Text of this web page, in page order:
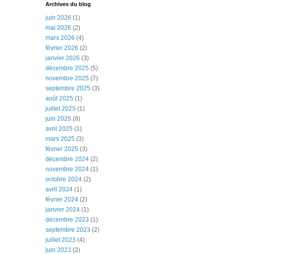
Archives du blog
juin 2026 (1)
mai 2026 (2)
mars 2026 (4)
février 2026 (2)
janvier 2026 (3)
décembre 2025 (5)
novembre 2025 (7)
septembre 2025 (3)
août 2025 (1)
juillet 2025 (1)
juin 2025 (8)
avril 2025 (1)
mars 2025 (3)
février 2025 (3)
décembre 2024 (2)
novembre 2024 (1)
octobre 2024 (2)
avril 2024 (1)
février 2024 (2)
janvier 2024 (1)
décembre 2023 (1)
septembre 2023 (2)
juillet 2023 (4)
juin 2023 (2)